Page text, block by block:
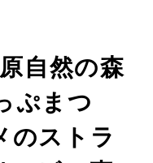
自然の森
ぷまつ
ストラ